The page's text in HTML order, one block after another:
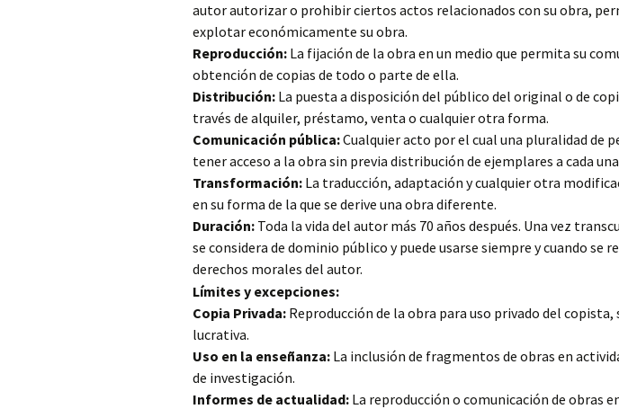
autor autorizar o prohibir ciertos actos relacionados con su obra,
explotar económicamente su obra.
Reproducción:La fijación de la obra en un medio que permita su
obtención de copias de todo o parte de ella.
Distribución:La puesta a disposición del público del original o de
través de alquiler, préstamo, venta o cualquier otra forma.
Comunicación pública:Cualquier acto por el cual una pluralidad de
tener acceso a la obra sin previa distribución de ejemplares a cada
Transformación:La traducción, adaptación y cualquier otra
en su forma de la que se derive una obra diferente.
Duración:Toda la vida del autor más 70 años después. Una vez
se considera de dominio público y puede usarse siempre y cuando se
derechos morales del autor.
Límites y excepciones:
Copia Privada:Reproducción de la obra para uso privado del copista,
lucrativa.
Uso en la enseñanza:La inclusión de fragmentos de obras en
de investigación.
Informes de actualidad:La reproducción o comunicación de obras